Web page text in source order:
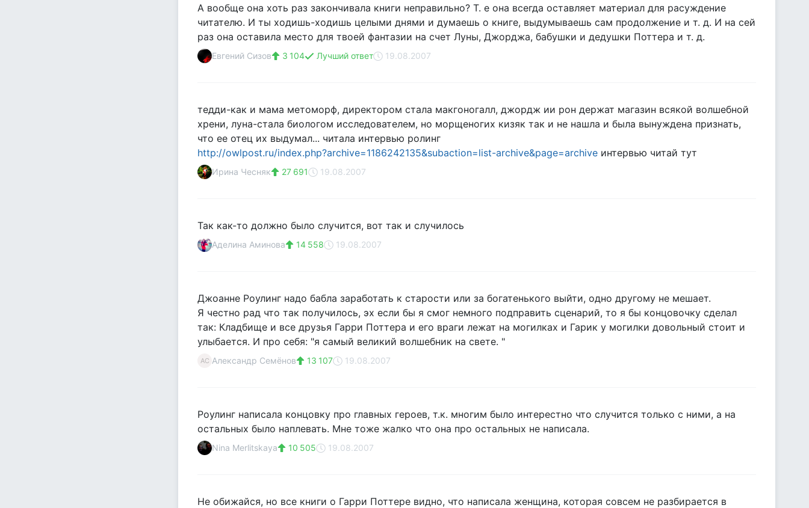
А вообще она хоть раз закончивала книги неправильно? Т. е она всегда оставляет материал для расуждение
читателю. И ты ходишь-ходишь целыми днями и думаешь о книге, выдумываешь сам продолжение и т. д. И на сей
раз она оставила место для твоей фантазии на счет Луны, Джорджа, бабушки и дедушки Поттера и т. д.
Евгений Сизов 3 104 Лучший ответ 19.08.2007
тедди-как и мама метоморф, директором стала макгоногалл, джордж ии рон держат магазин всякой волшебной
хрени, луна-стала биологом исследователем, но морщеногих кизяк так и не нашла и была вынуждена признать,
что ее отец их выдумал... читала интервью ролинг
http://owlpost.ru/index.php?archive=1186242135&subaction=list-archive&page=archive интервью читай тут
Ирина Чесняк 27 691 19.08.2007
Так как-то должно было случится, вот так и случилось
Аделина Аминова 14 558 19.08.2007
Джоанне Роулинг надо бабла заработать к старости или за богатенького выйти, одно другому не мешает.
Я честно рад что так получилось, эх если бы я смог немного подправить сценарий, то я бы концовочку сделал
так: Кладбище и все друзья Гарри Поттера и его враги лежат на могилках и Гарик у могилки довольный стоит и
улыбается. И про себя: "я самый великий волшебник на свете. "
АС Александр Семёнов 13 107 19.08.2007
Роулинг написала концовку про главных героев, т.к. многим было интерестно что случится только с ними, а на
остальных было наплевать. Мне тоже жалко что она про остальных не написала.
Nina Mеrlitskaya 10 505 19.08.2007
Не обижайся, но все книги о Гарри Поттере видно, что написала женщина, которая совсем не разбирается в